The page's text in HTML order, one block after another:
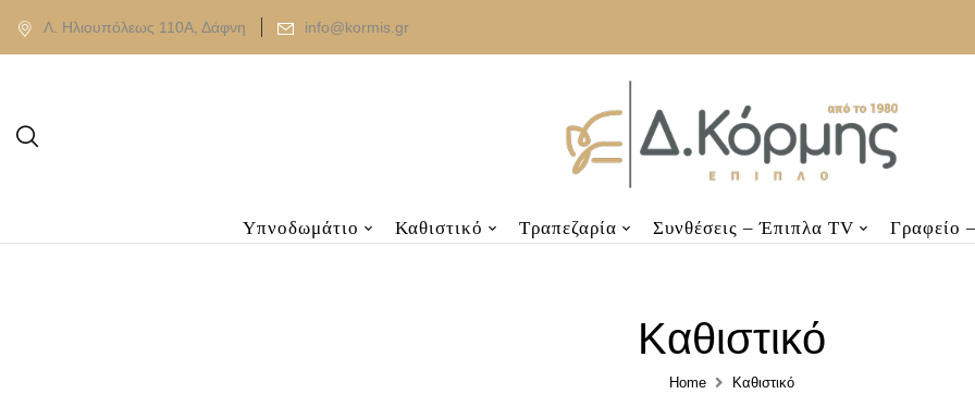
Λ. Ηλιουπόλεως 110Α, Δάφνη info@kormis.gr
Υπνοδωμάτιο Καθιστικό Τραπεζαρία Συνθέσεις – Έπιπλα TV Γραφείο
Καθιστικό
Home Καθιστικό